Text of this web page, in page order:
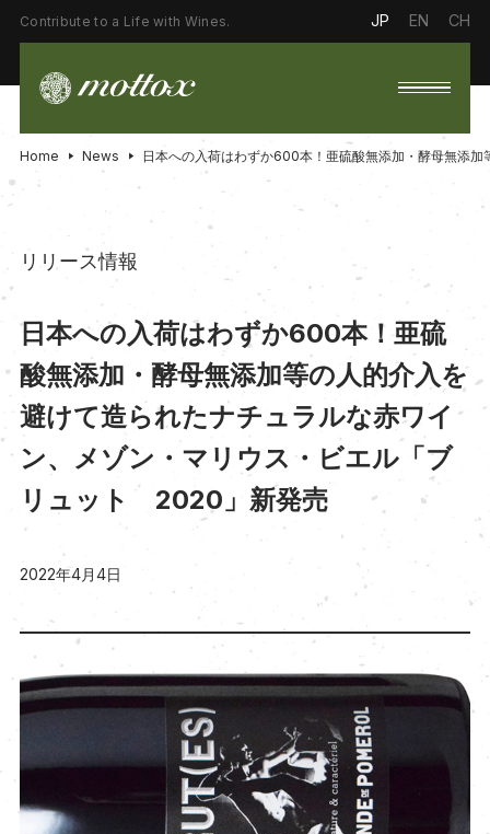
Contribute to a Life with Wines. JP EN CH
Home News 日本への入荷はわずか600本！亜硫酸無添加・酵母無添
リリース情報
日本への入荷はわずか600本！亜硫
酸無添加・酵母無添加等の人的介入を
避けて造られたナチュラルな赤ワイ
ン、メゾン・マリウス・ビエル「ブ
リュット 2020」新発売
2022年4月4日